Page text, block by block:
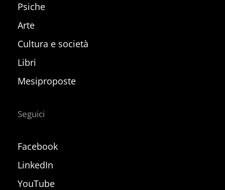
Psiche
Arte
Cultura e società
Libri
Mesiproposte
Seguici
Facebook
LinkedIn
YouTube